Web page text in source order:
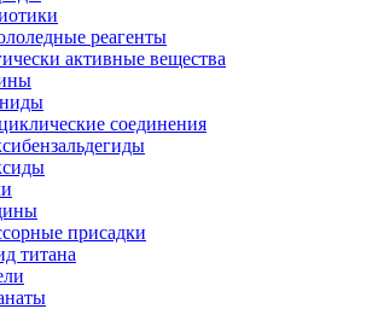
реагенты
активные вещества
соединения
присадки
титана